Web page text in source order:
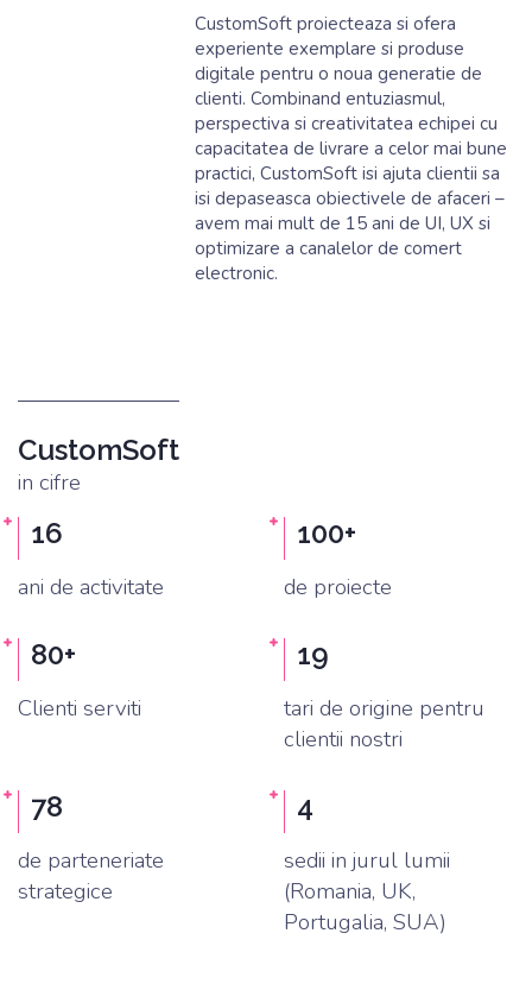
CustomSoft proiecteaza si ofera
experiente exemplare si produse
digitale pentru o noua generatie de
clienti. Combinand entuziasmul,
perspectiva si creativitatea echipei cu
capacitatea de livrare a celor mai bune
practici, CustomSoft isi ajuta clientii sa
isi depaseasca obiectivele de afaceri –
avem mai mult de 15 ani de UI, UX si
optimizare a canalelor de comert
electronic.
CustomSoft
in cifre
16
fondat in 2006
ani de activitate
100+
de proiecte
80+
Clienti serviti
19
tari de origine pentru
clientii nostri
78
de parteneriate
strategice
4
sedii in jurul lumii
(Romania, UK,
Portugalia, SUA)